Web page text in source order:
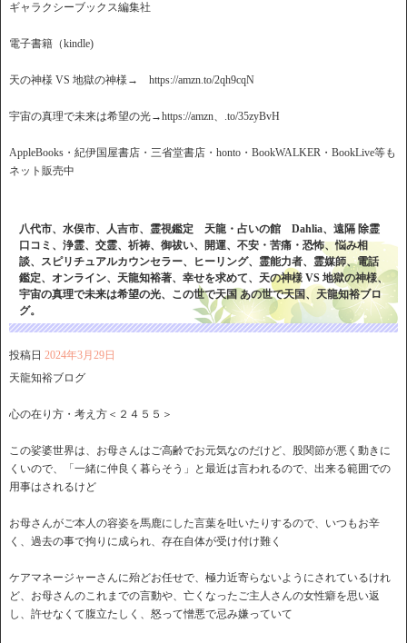
ギャラクシーブックス編集社
電子書籍（kindle)
天の神様 VS 地獄の神様→ https://amzn.to/2qh9cqN
宇宙の真理で未来は希望の光→https://amzn、.to/35zyBvH
AppleBooks・紀伊国屋書店・三省堂書店・honto・BookWALKER・BookLive等も
ネット販売中
八代市、水俣市、人吉市、霊視鑑定 天龍・占いの館 Dahlia、遠隔 除霊
口コミ、浄霊、交霊、祈祷、御祓い、開運、不安・苦痛・恐怖、悩み相
談、スピリチュアルカウンセラー、ヒーリング、霊能力者、霊媒師、電話
鑑定、オンライン、天龍知裕著、幸せを求めて、天の神様 VS 地獄の神様、
宇宙の真理で未来は希望の光、この世で天国 あの世で天国、天龍知裕ブロ
グ。
投稿日 2024年3月29日
天龍知裕ブログ
心の在り方・考え方＜２４５５＞
この娑婆世界は、お母さんはご高齢でお元気なのだけど、股関節が悪く動きに
くいので、「一緒に仲良く暮らそう」と最近は言われるので、出来る範囲での
用事はされるけど
お母さんがご本人の容姿を馬鹿にした言葉を吐いたりするので、いつもお辛
く、過去の事で拘りに成られ、存在自体が受け付け難く
ケアマネージャーさんに殆どお任せで、極力近寄らないようにされているけれ
ど、お母さんのこれまでの言動や、亡くなったご主人さんの女性癖を思い返
し、許せなくて腹立たしく、怒って憎悪で忌み嫌っていて